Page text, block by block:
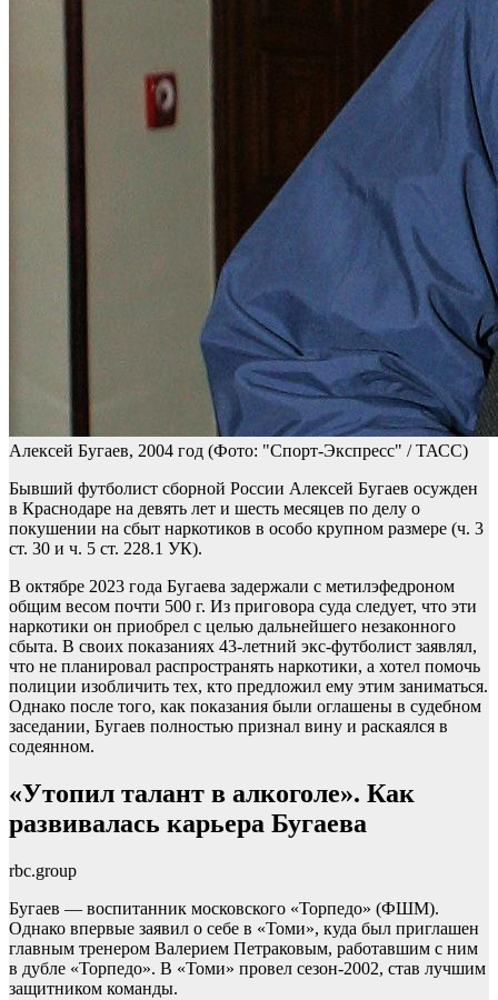
Алексей Бугаев, 2004 год (Фото: "Спорт-Экспресс" / ТАСС)
Бывший футболист сборной России Алексей Бугаев осужден
в Краснодаре на девять лет и шесть месяцев по делу о
покушении на сбыт наркотиков в особо крупном размере (ч. 3
ст. 30 и ч. 5 ст. 228.1 УК).
В октябре 2023 года Бугаева задержали с метилэфедроном
общим весом почти 500 г. Из приговора суда следует, что эти
наркотики он приобрел с целью дальнейшего незаконного
сбыта. В своих показаниях 43-летний экс-футболист заявлял,
что не планировал распространять наркотики, а хотел помочь
полиции изобличить тех, кто предложил ему этим заниматься.
Однако после того, как показания были оглашены в судебном
заседании, Бугаев полностью признал вину и раскаялся в
содеянном.
«Утопил талант в алкоголе». Как
развивалась карьера Бугаева
rbc.group
Бугаев — воспитанник московского «Торпедо» (ФШМ).
Однако впервые заявил о себе в «Томи», куда был приглашен
главным тренером Валерием Петраковым, работавшим с ним
в дубле «Торпедо». В «Томи» провел сезон-2002, став лучшим
защитником команды.